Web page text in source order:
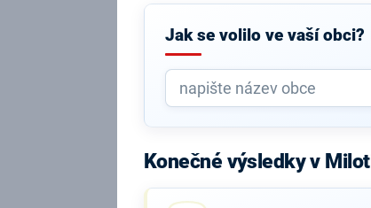
Jak se volilo ve vaší obci?
Konečné výsledky v